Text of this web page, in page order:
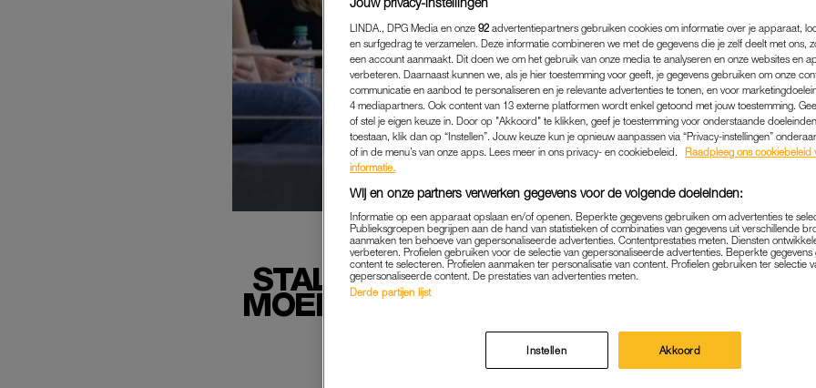
STALKER DEED ZICH VOOR ALS
MOEDER' EN PROBEERDE
TE ONTVOEREN
MEDIA|BEKEND
13-07-2022 RENEE DE WITTE
LINDA., DPG Media en onze 92 advertentiepartners gebruiken cookies om informatie over je apparaat,
en surfgedrag te verzamelen. Deze informatie combineren we met de gegevens die je zelf deelt met ons,
een account aanmaakt. Dit doen we om het gebruik van onze media te analyseren en onze websites en
verbeteren. Daarnaast kunnen we, als je hier toestemming voor geeft, je gegevens gebruiken om onze
communicatie en aanbod te personaliseren en je relevante advertenties te tonen, en voor
4 mediapartners. Ook content van 13 externe platformen wordt enkel getoond met jouw toestemming.
of stel je eigen keuze in. Door op "Akkoord" te klikken, geef je toestemming voor onderstaande
toestaan, klik dan op “Instellen”. Jouw keuze kun je opnieuw aanpassen via “Privacy-instellingen”
of in de menu’s van onze apps. Lees meer in ons privacy- en cookiebeleid.
Raadpleeg ons cookiebeleid
informatie.
Wij en onze partners verwerken gegevens voor de volgende doeleinden:
Informatie op een apparaat opslaan en/of openen. Beperkte gegevens gebruiken om advertenties te
Publieksgroepen begrijpen aan de hand van statistieken of combinaties van gegevens uit verschillende
aanmaken ten behoeve van gepersonaliseerde advertenties. Contentprestaties meten. Diensten
verbeteren. Profielen gebruiken voor de selectie van gepersonaliseerde advertenties. Beperkte
content te selecteren. Profielen aanmaken ter personalisatie van content. Profielen gebruiken ter selectie
gepersonaliseerde content. De prestaties van advertenties meten.
Derde partijen lijst
Instellen Akkoord